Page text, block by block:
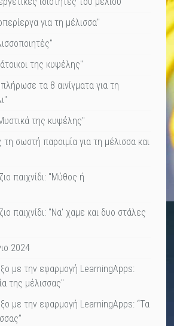
για τη μέλισσα"
της κυψέλης"
τα 8 αινίγματα για τη
της κυψέλης"
σωστή παροιμία για τη μέλισσα και
παιχνίδι: "Μύθος ή
παιχνίδι: "Να' χαμε και δυο στάλες
2024
με την εφαρμογή LearningApps:
της μέλισσας"
με την εφαρμογή LearningApps: “Τα